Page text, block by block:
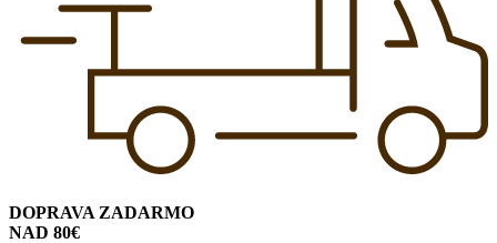
DOPRAVA ZADARMO
NAD 80€